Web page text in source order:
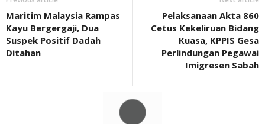
Maritim Malaysia Rampas
Kayu Bergergaji, Dua
Suspek Positif Dadah
Ditahan
Pelaksanaan Akta 860
Cetus Kekeliruan Bidang
Kuasa, KPPIS Gesa
Perlindungan Pegawai
Imigresen Sabah